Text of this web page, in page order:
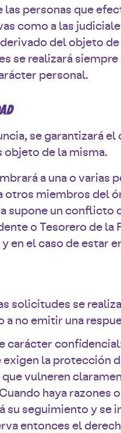
personas que
como a las
del objeto
se realizará
personal.
se garantizará
objeto de la misma.
a una o varias
otros miembros del
supone un conflicto
o Tesorero de la
en el caso de estar
solicitudes se
a no emitir una
carácter
la protección
vulneren
haya razones
su seguimiento y
entonces el